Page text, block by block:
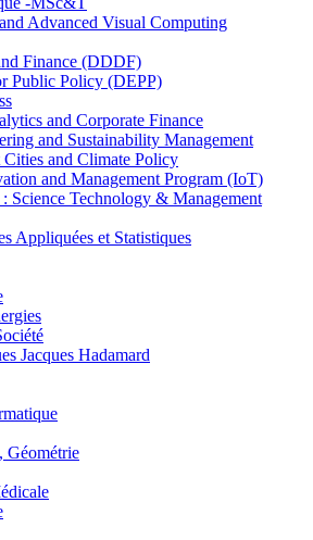
Advanced Visual Computing
Finance (DDDF)
Public Policy (DEPP)
and Corporate Finance
and Sustainability Management
and Climate Policy
and Management Program (IoT)
Technology & Management
Appliquées et Statistiques
Jacques Hadamard